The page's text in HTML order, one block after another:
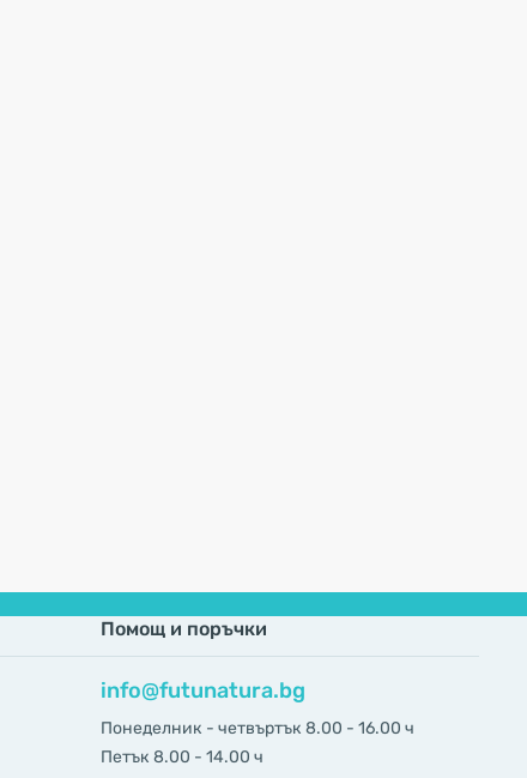
Помощ и поръчки
info@futunatura.bg
Понеделник - четвъртък 8.00 - 16.00 ч
Петък 8.00 - 14.00 ч